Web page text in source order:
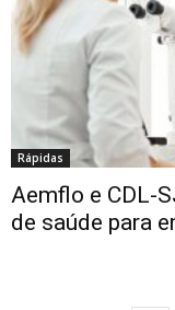
Rápidas
Aemflo e CDL-
de saúde para